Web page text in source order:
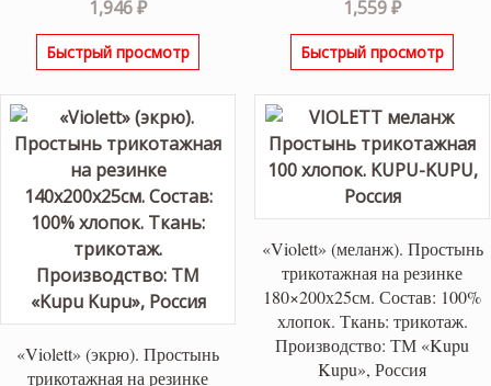
1,946₽
Быстрый просмотр
1,559₽
Быстрый просмотр
«Violett» (экрю). Простынь
трикотажная на резинке
«Violett» (меланж). Простынь
трикотажная на резинке
180×200х25см. Состав: 100%
хлопок. Ткань: трикотаж.
Производство: ТМ «Kupu
Kupu», Россия